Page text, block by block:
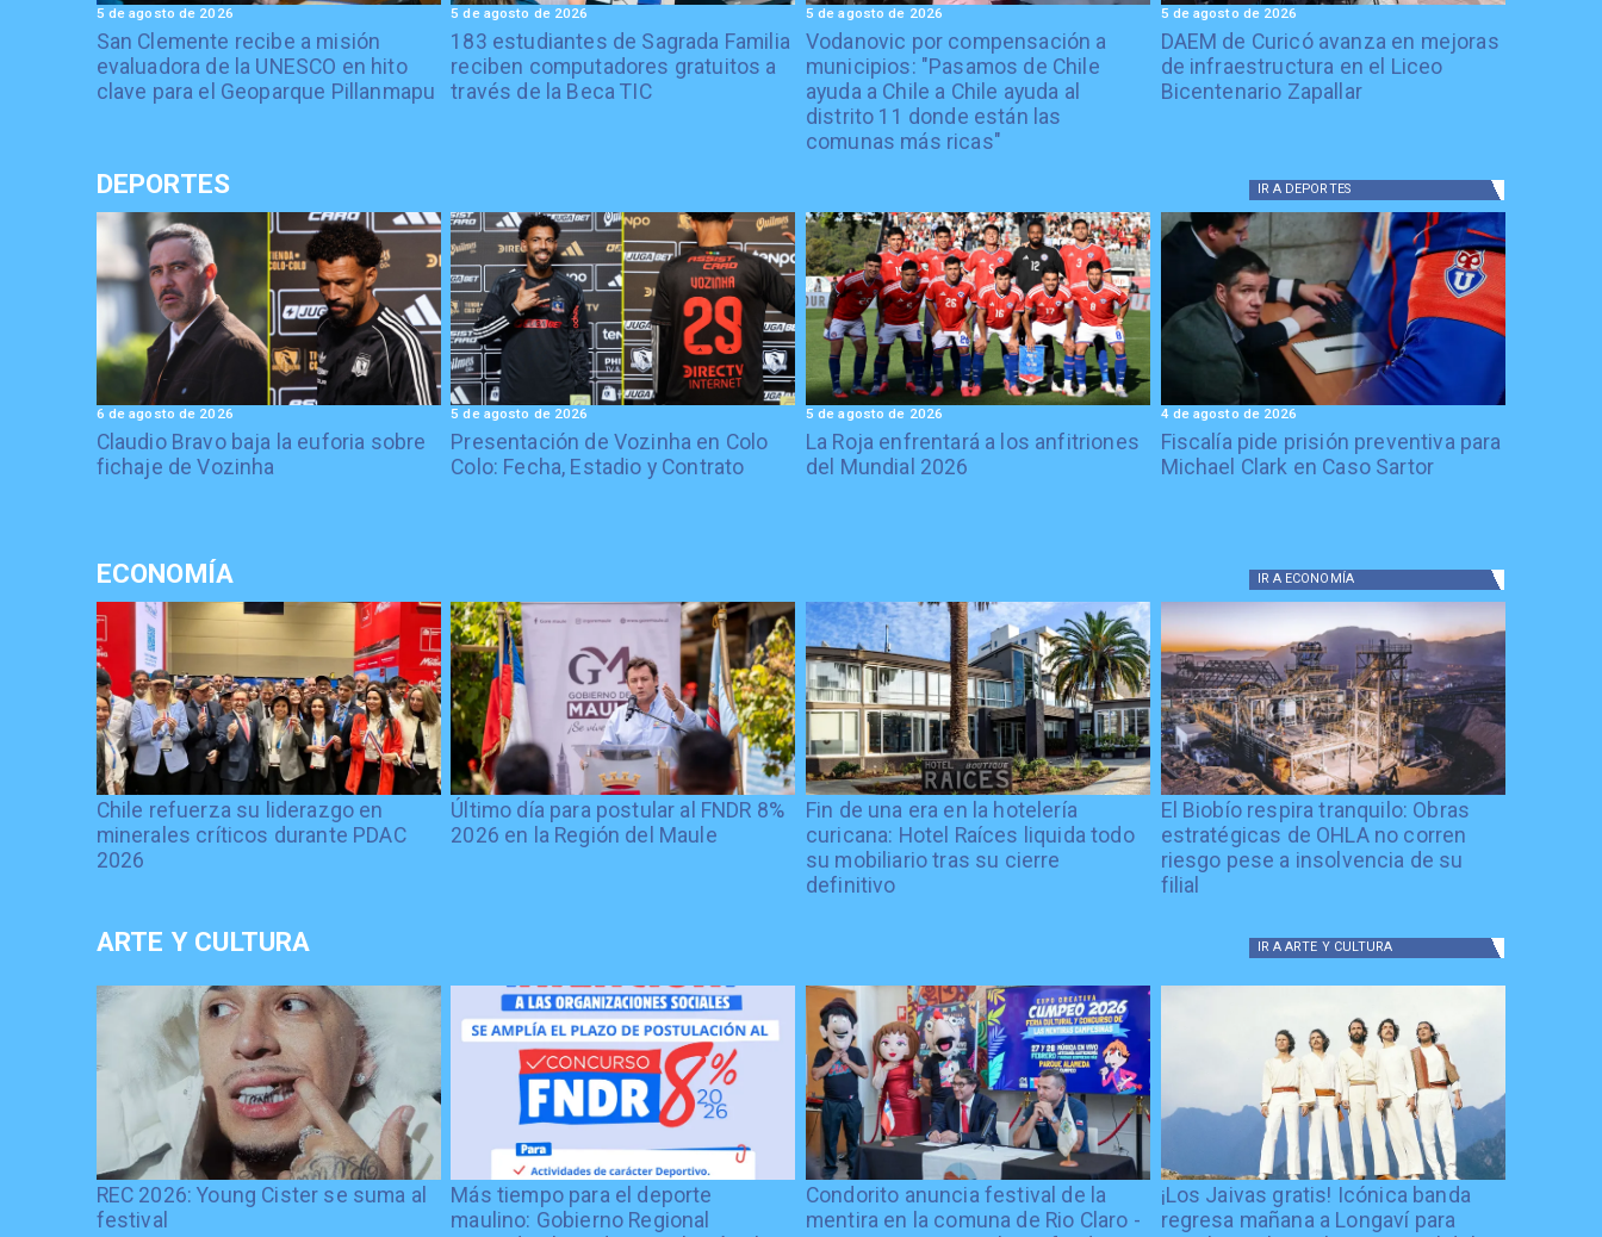
San Clemente recibe a misión
evaluadora de la UNESCO en hito
clave para el Geoparque Pillanmapu
5 de agosto de 2026
183 estudiantes de Sagrada Familia
reciben computadores gratuitos a
través de la Beca TIC
5 de agosto de 2026
Vodanovic por compensación a
municipios: "Pasamos de Chile
ayuda a Chile a Chile ayuda al
distrito 11 donde están las
comunas más ricas"
5 de agosto de 2026
DAEM de Curicó avanza en mejoras
de infraestructura en el Liceo
Bicentenario Zapallar
5 de agosto de 2026
DEPORTES IR A DEPORTES
Claudio Bravo baja la euforia sobre
fichaje de Vozinha
6 de agosto de 2026
Presentación de Vozinha en Colo
Colo: Fecha, Estadio y Contrato
5 de agosto de 2026
La Roja enfrentará a los anfitriones
del Mundial 2026
5 de agosto de 2026
Fiscalía pide prisión preventiva para
Michael Clark en Caso Sartor
4 de agosto de 2026
ECONOMÍA IR A ECONOMÍA
Chile refuerza su liderazgo en
minerales críticos durante PDAC
2026
Último día para postular al FNDR 8%
2026 en la Región del Maule
Fin de una era en la hotelería
curicana: Hotel Raíces liquida todo
su mobiliario tras su cierre
definitivo
El Biobío respira tranquilo: Obras
estratégicas de OHLA no corren
riesgo pese a insolvencia de su
filial
ARTE Y CULTURA IR A ARTE Y CULTURA
REC 2026: Young Cister se suma al
festival
Más tiempo para el deporte
maulino: Gobierno Regional
Condorito anuncia festival de la
mentira en la comuna de Rio Claro -
¡Los Jaivas gratis! Icónica banda
regresa mañana a Longaví para